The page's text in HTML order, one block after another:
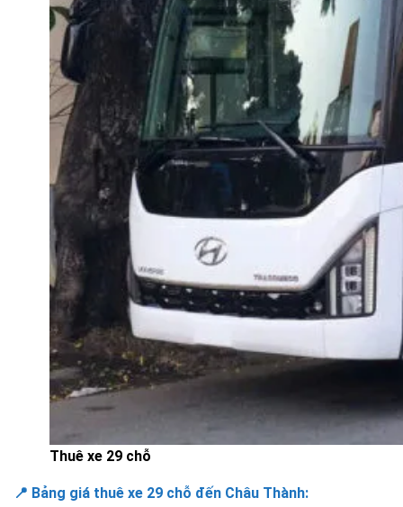
Thuê xe 29 chỗ
📍 Bảng giá thuê xe 29 chỗ đến Châu Thành: